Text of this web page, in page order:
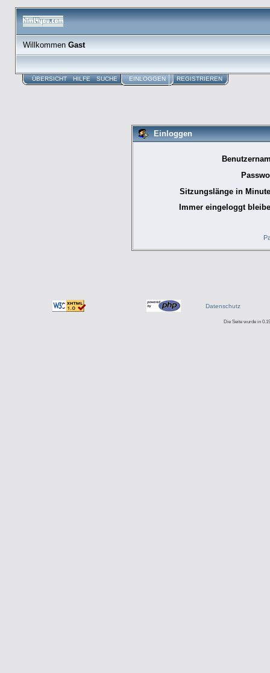
WillkommenGast
ÜBERSICHT HILFE SUCHE EINLOGGEN REGISTRIEREN
Einloggen
Sitzungslänge in
Immer eingeloggt
Datenschutz
Die Seite wurde in